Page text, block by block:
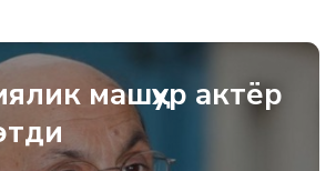
машҳур актёр